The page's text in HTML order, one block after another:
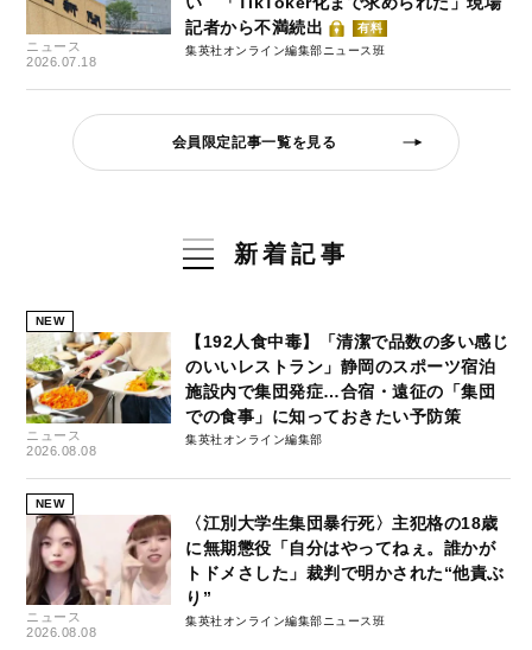
ニュース
2026.07.18
記者から不満続出
有料
集英社オンライン編集部ニュース班
会員限定記事一覧を見る
新着記事
NEW
ニュース
2026.08.08
【192人食中毒】「清潔で品数の多い感じ
のいいレストラン」静岡のスポーツ宿泊
施設内で集団発症…合宿・遠征の「集団
での食事」に知っておきたい予防策
集英社オンライン編集部
NEW
ニュース
2026.08.08
〈江別大学生集団暴行死〉主犯格の18歳
に無期懲役「自分はやってねぇ。誰かが
トドメさした」裁判で明かされた“他責ぶ
り”
集英社オンライン編集部ニュース班